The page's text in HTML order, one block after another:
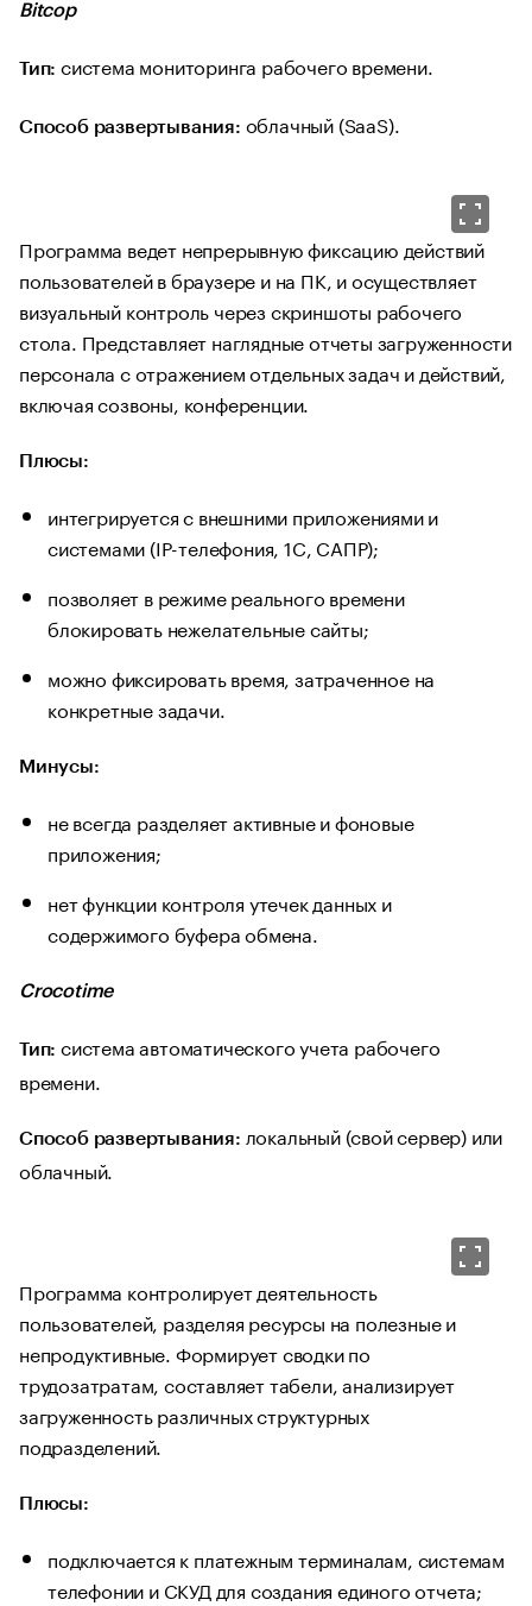
Bitcop
Тип: система мониторинга рабочего времени.
Способ развертывания: облачный (SaaS).
Программа ведет непрерывную фиксацию действий
пользователей в браузере и на ПК, и осуществляет
визуальный контроль через скриншоты рабочего
стола. Представляет наглядные отчеты загруженности
персонала с отражением отдельных задач и действий,
включая созвоны, конференции.
Плюсы:
интегрируется с внешними приложениями и
системами (IP-телефония, 1С, САПР);
позволяет в режиме реального времени
блокировать нежелательные сайты;
можно фиксировать время, затраченное на
конкретные задачи.
Минусы:
не всегда разделяет активные и фоновые
приложения;
нет функции контроля утечек данных и
содержимого буфера обмена.
Crocotime
Тип: система автоматического учета рабочего
времени.
Способ развертывания: локальный (свой сервер) или
облачный.
Программа контролирует деятельность
пользователей, разделяя ресурсы на полезные и
непродуктивные. Формирует сводки по
трудозатратам, составляет табели, анализирует
загруженность различных структурных
подразделений.
Плюсы:
подключается к платежным терминалам, системам
телефонии и СКУД для создания единого отчета;